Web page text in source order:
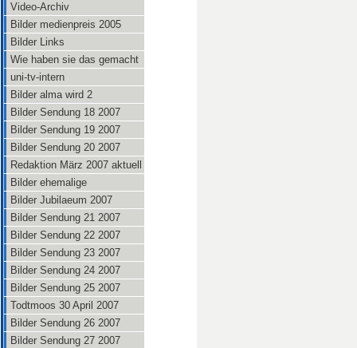
Video-Archiv
Bilder medienpreis 2005
Bilder Links
Wie haben sie das gemacht
uni-tv-intern
Bilder alma wird 2
Bilder Sendung 18 2007
Bilder Sendung 19 2007
Bilder Sendung 20 2007
Redaktion März 2007 aktuell
Bilder ehemalige
Bilder Jubilaeum 2007
Bilder Sendung 21 2007
Bilder Sendung 22 2007
Bilder Sendung 23 2007
Bilder Sendung 24 2007
Bilder Sendung 25 2007
Todtmoos 30 April 2007
Bilder Sendung 26 2007
Bilder Sendung 27 2007